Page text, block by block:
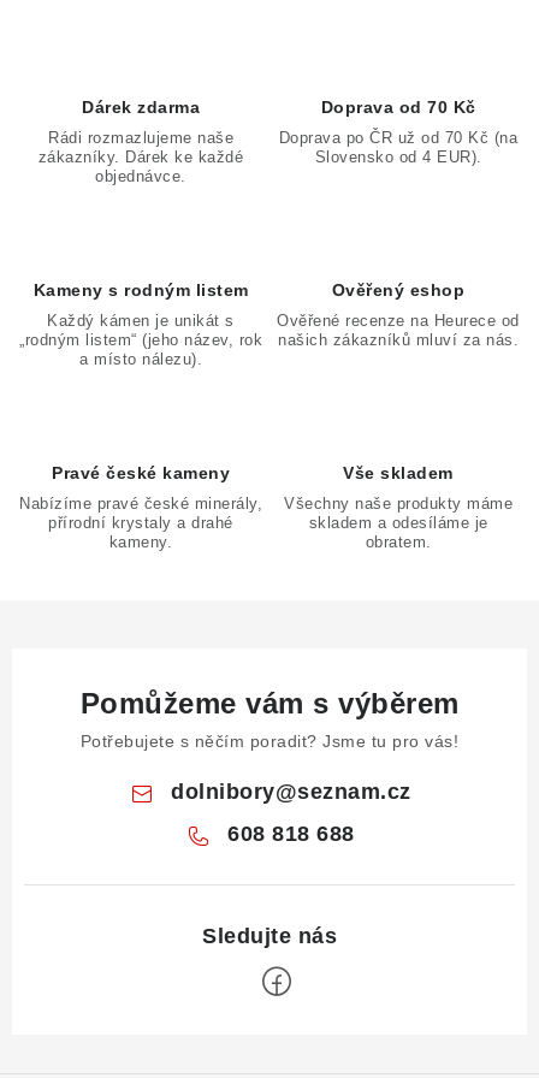
y
s
Dárek zdarma
Rádi rozmazlujeme naše
zákazníky. Dárek ke každé
objednávce.
Doprava od 70 Kč
Doprava po ČR už od 70 Kč (na
Slovensko od 4 EUR).
Kameny s rodným listem
Každý kámen je unikát s
„rodným listem“ (jeho název, rok
a místo nálezu).
Ověřený eshop
Ověřené recenze na Heurece od
našich zákazníků mluví za nás.
Pravé české kameny
Nabízíme pravé české minerály,
přírodní krystaly a drahé
kameny.
Vše skladem
Všechny naše produkty máme
skladem a odesíláme je
obratem.
Pomůžeme vám s výběrem
Potřebujete s něčím poradit? Jsme tu pro vás!
dolnibory@seznam.cz
608 818 688